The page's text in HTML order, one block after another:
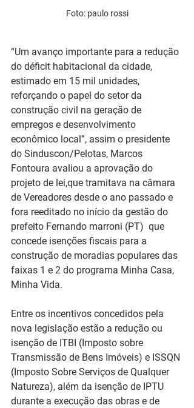
Foto: paulo rossi
“Um avanço importante para a redução
do déficit habitacional da cidade,
estimado em 15 mil unidades,
reforçando o papel do setor da
construção civil na geração de
empregos e desenvolvimento
econômico local”, assim o presidente
do Sinduscon/Pelotas, Marcos
Fontoura avaliou a aprovação do
projeto de lei,que tramitava na câmara
de Vereadores desde o ano passado e
fora reeditado no início da gestão do
prefeito Fernando marroni (PT)  que
concede isenções fiscais para a
construção de moradias populares das
faixas 1 e 2 do programa Minha Casa,
Minha Vida.
Entre os incentivos concedidos pela
nova legislação estão a redução ou
isenção de ITBI (Imposto sobre
Transmissão de Bens Imóveis) e ISSQN
(Imposto Sobre Serviços de Qualquer
Natureza), além da isenção de IPTU
durante a execução das obras e de